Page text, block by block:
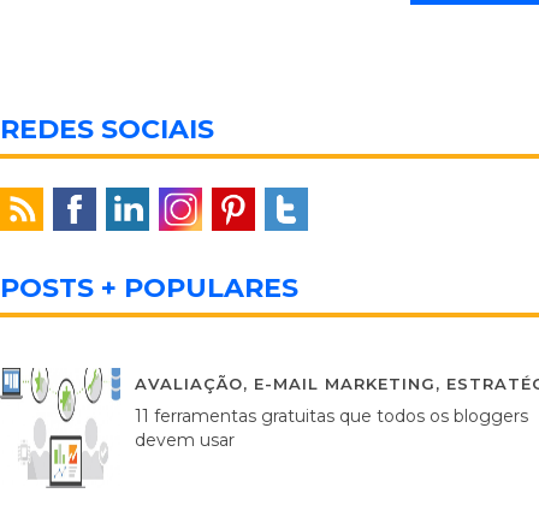
REDES SOCIAIS
POSTS + POPULARES
AVALIAÇÃO, E-MAIL MARKETING,
11 ferramentas gratuitas que todos os bloggers
devem usar